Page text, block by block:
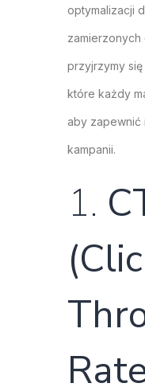
optymalizacji
zamierzonych
przyjrzymy się
które każdy
aby zapewnić
kampanii.
1.